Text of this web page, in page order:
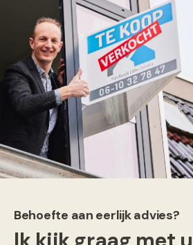
Behoefte aan eerlijk advies?